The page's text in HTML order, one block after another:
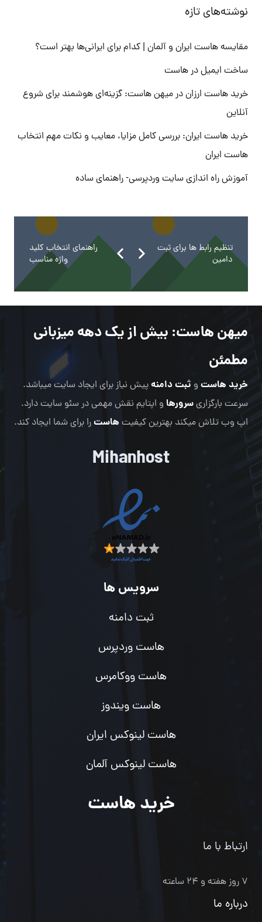
نوشته‌های تازه
مقایسه هاست ایران و آلمان | کدام برای ایرانی‌ها بهتر است؟
ساخت ایمیل در هاست
خرید هاست ارزان در میهن هاست: گزینه‌ای هوشمند برای شروع
آنلاین
خرید هاست ایران: بررسی کامل مزایا، معایب و نکات مهم انتخاب
هاست ایران
آموزش راه اندازی سایت وردپرسی- راهنمای ساده
راهنمای انتخاب کلید
واژه مناسب
تنظیم رابط ها برای ثبت
دامین
میهن هاست: بیش از یک دهه میزبانی
مطمئن
خرید هاست و ثبت دامنهپیش نیاز برای ایجاد سایت میباشد.
سرعت بارگزاریسرورها و اپتایم نقش مهمی در سئو سایت دارد.
اپ وب تلاش میکند بهترین کیفیت هاسترا برای شما ایجاد کند.
Mihanhost
سرویس ها
ثبت دامنه
هاست وردپرس
هاست ووکامرس
هاست ویندوز
هاست لینوکس ایران
هاست لینوکس آلمان
خرید هاست
ارتباط با ما
۷ روز هفته و ۲۴ ساعته
درباره ما